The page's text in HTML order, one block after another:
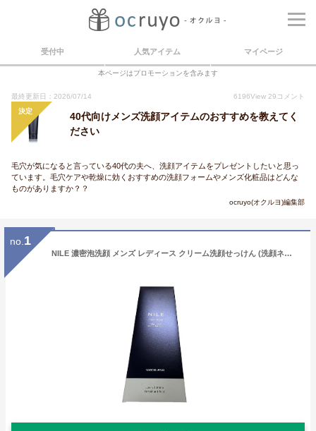
受付中 人気アイテム マイページ
本ページはプロモーションを含みます
最終更新日：2026/07/14 6196View 29 コメント
決定
40代向けメンズ洗顔アイテムのおすすめを教えてく
ださい
毛穴が気になると言っている40代の夫へ、洗顔アイテムをプレゼントしたいと思っ
ています。毛穴ケアや乾燥に効くおすすめの洗顔フォームやメンズ化粧品はどんな
ものがありますか？？
ocruyo(オクルヨ)編集部
no. 1
NILE 濃密泡洗顔 メンズ レディース クリーム洗顔せっけん (洗顔ネット付き(ベルガモットの香り))